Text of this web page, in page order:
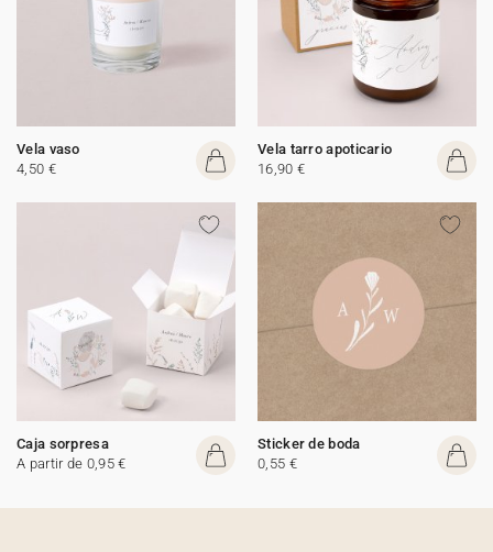
Vela vaso
4,50 €
Vela tarro apoticario
16,90 €
Caja sorpresa
A partir de 0,95 €
Sticker de boda
0,55 €